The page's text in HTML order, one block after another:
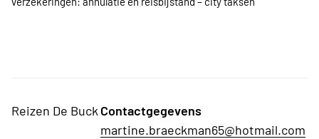
Reizen De Buck Contactgegevens
martine.braeckman65@hotmail.com